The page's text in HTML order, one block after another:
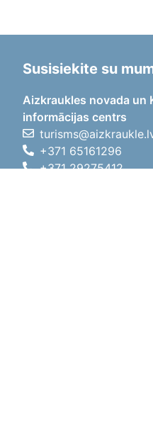
Susisiekite su
Aizkraukles novada un
informācijas centrs
+371 65161296
+371 29275412